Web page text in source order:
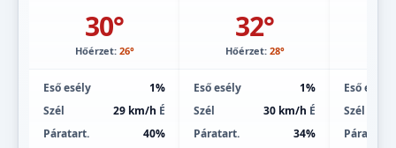
30°
Hőérzet: 26°
Eső esély
1%
Szél
29 km/h É
Páratart.
40%
32°
Hőérzet: 28°
Eső esély
1%
Szél
30 km/h É
Páratart.
34%
Eső esély
Szél
Páratart.